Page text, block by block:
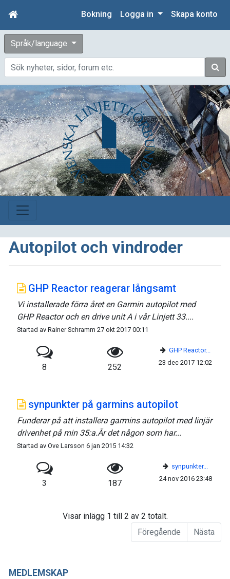
Bokning Logga in Skapa konto
Språk/language
Sök
MEDLEMSKAP
Autopilot och vindroder
GHP Reactor reagerar långsamt
Vi installerade förra året en Garmin autopilot med
GHP Reactor och en drive unit A i vår Linjett 33....
Startad av Rainer Schramm 27 okt 2017 00:11
8 252
GHP Reactor...
23 dec 2017 12:02
synpunkter på garmins autopilot
Funderar på att installera garmins autopilot med linjär
drivenhet på min 35:a.Är det någon som har...
Startad av Ove Larsson 6 jan 2015 14:32
3 187
synpunkter...
24 nov 2016 23:48
Visar inlägg 1 till 2 av 2 totalt.
Föregående
Nästa